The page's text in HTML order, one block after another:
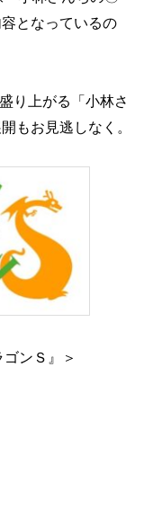
となっているの
り上がる「小林さ
もお見逃しなく。
ンＳ』＞